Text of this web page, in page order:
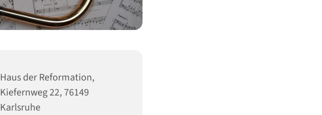
Haus der Reformation,
Kiefernweg 22, 76149
Karlsruhe